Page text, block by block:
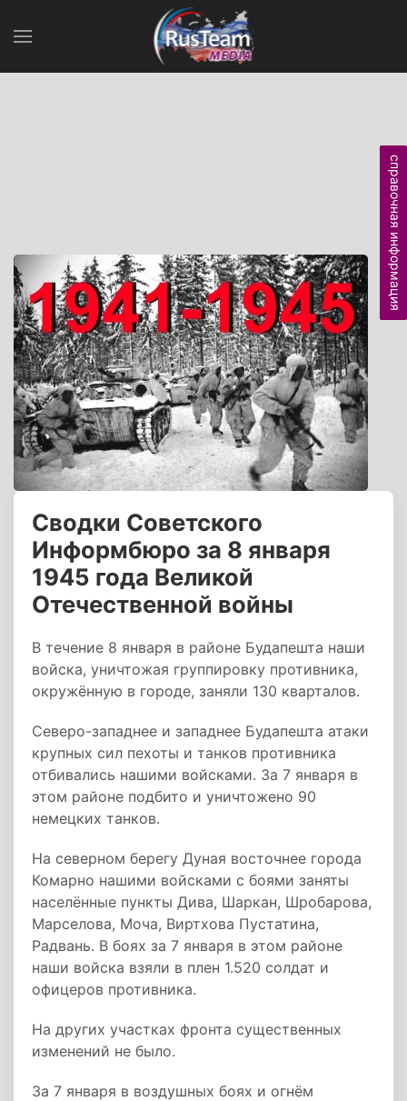
Сводки Советского
Информбюро за 8 января
1945 года Великой
Отечественной войны
В течение 8 января в районе Будапешта наши
войска, уничтожая группировку противника,
окружённую в городе, заняли 130 кварталов.
Северо-западнее и западнее Будапешта атаки
крупных сил пехоты и танков противника
отбивались нашими войсками. За 7 января в
этом районе подбито и уничтожено 90
немецких танков.
На северном берегу Дуная восточнее города
Комарно нашими войсками с боями заняты
населённые пункты Дива, Шаркан, Шробарова,
Марселова, Моча, Виртхова Пустатина,
Радвань. В боях за 7 января в этом районе
наши войска взяли в плен 1.520 солдат и
офицеров противника.
На других участках фронта существенных
изменений не было.
За 7 января в воздушных боях и огнём
справочная информация